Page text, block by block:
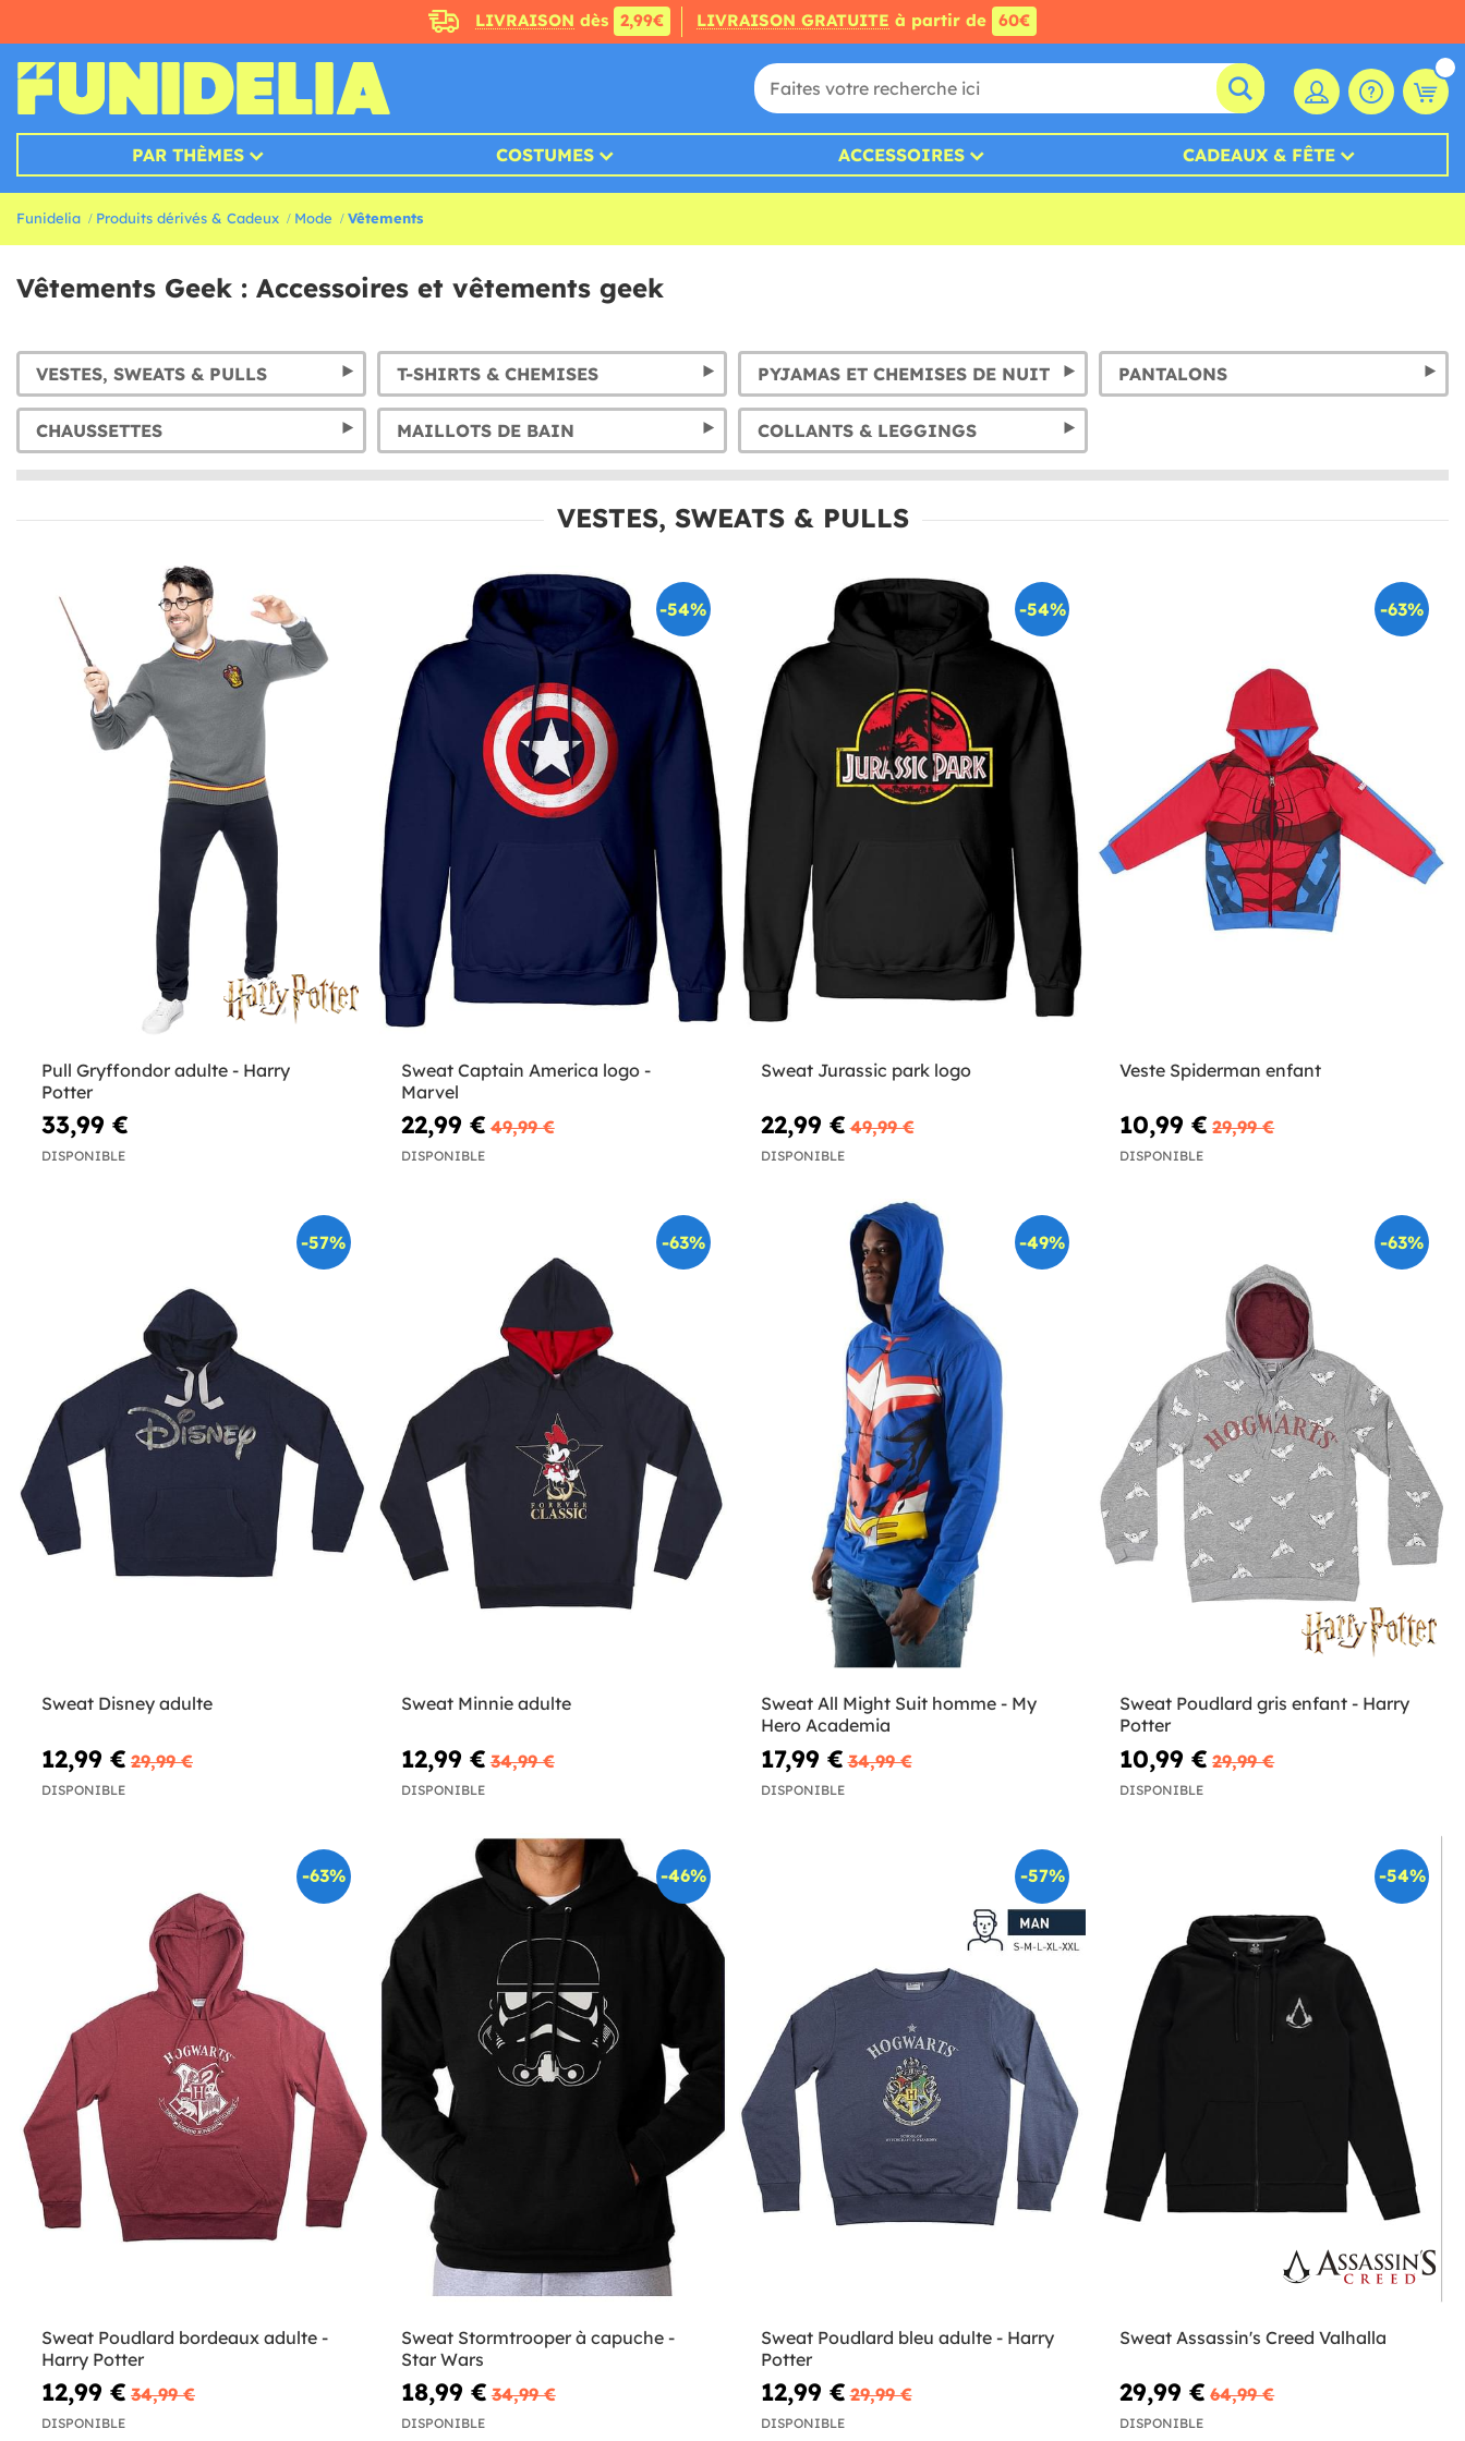
LIVRAISON dès 2,99€ LIVRAISON GRATUITE à partir de 60€
PAR THÈMES COSTUMES ACCESSOIRES CADEAUX & FÊTE
Funidelia Produits dérivés & Cadeux Mode Vêtements
Vêtements Geek : Accessoires et vêtements geek
VESTES, SWEATS & PULLS T-SHIRTS & CHEMISES PYJAMAS ET CHEMISES DE NUIT PANTALONS
CHAUSSETTES MAILLOTS DE BAIN COLLANTS & LEGGINGS
VESTES, SWEATS & PULLS
Pull Gryffondor adulte - Harry
Potter
33,99 €
DISPONIBLE
-54%
Sweat Captain America logo -
Marvel
22,99 € 49,99 €
DISPONIBLE
-54%
Sweat Jurassic park logo
22,99 € 49,99 €
DISPONIBLE
-63%
Veste Spiderman enfant
10,99 € 29,99 €
DISPONIBLE
-57%
Sweat Disney adulte
12,99 € 29,99 €
DISPONIBLE
-63%
Sweat Minnie adulte
12,99 € 34,99 €
DISPONIBLE
-49%
Sweat All Might Suit homme - My
Hero Academia
17,99 € 34,99 €
DISPONIBLE
-63%
Sweat Poudlard gris enfant - Harry
Potter
10,99 € 29,99 €
DISPONIBLE
-63%
Sweat Poudlard bordeaux adulte -
Harry Potter
12,99 € 34,99 €
DISPONIBLE
-46%
Sweat Stormtrooper à capuche -
Star Wars
18,99 € 34,99 €
DISPONIBLE
-57%
Sweat Poudlard bleu adulte - Harry
Potter
12,99 € 29,99 €
DISPONIBLE
-54%
Sweat Assassin's Creed Valhalla
29,99 € 64,99 €
DISPONIBLE